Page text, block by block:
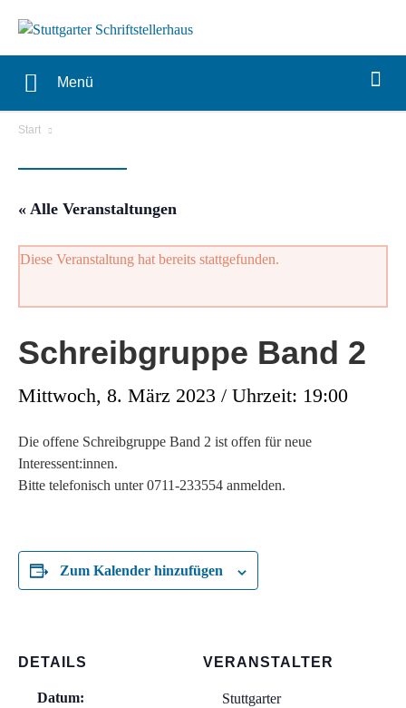
Menü
Start
« Alle Veranstaltungen
Diese Veranstaltung hat bereits stattgefunden.
Schreibgruppe Band 2
Mittwoch, 8. März 2023 / Uhrzeit: 19:00
Die offene Schreibgruppe Band 2 ist offen für neue
Interessent:innen.
Bitte telefonisch unter 0711-233554 anmelden.
Zum Kalender hinzufügen
DETAILS
Datum:
VERANSTALTER
Stuttgarter